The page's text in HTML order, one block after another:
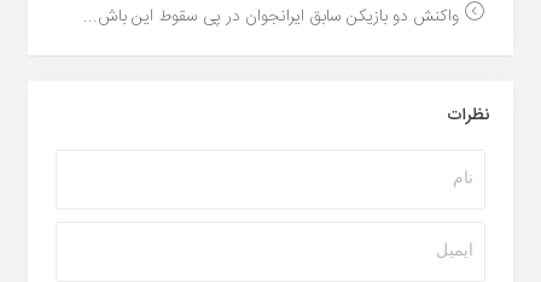
واکنش دو بازیکن سابق ایرانجوان در پی سقوط این باش...
نظرات